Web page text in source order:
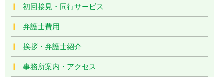
初回接見・同行サービス
弁護士費用
挨拶・弁護士紹介
事務所案内・アクセス